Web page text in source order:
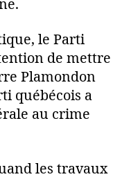
le Parti
de mettre
Plamondon
québécois a
au crime
les travaux